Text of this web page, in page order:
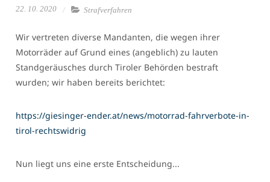
22. 10. 2020 Strafverfahren
Wir vertreten diverse Mandanten, die wegen ihrer
Motorräder auf Grund eines (angeblich) zu lauten
Standgeräusches durch Tiroler Behörden bestraft
wurden; wir haben bereits berichtet:
https://giesinger-ender.at/news/motorrad-fahrverbote-in-
tirol-rechtswidrig
Nun liegt uns eine erste Entscheidung...